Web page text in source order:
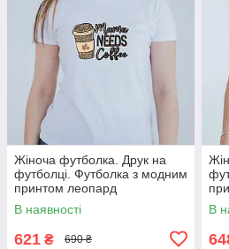
Жіноча футболка. Друк на
футболці. Футболка з модним
принтом леопард
В наявності
621 ₴ 690 ₴
В